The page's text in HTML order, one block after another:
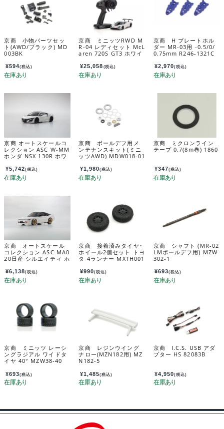
京商 小物パーツセッ
ト(AWD/ブラック) MD
003BK
¥594(税込)
京商 ミニッツRWD M
R-04 レディセット McL
aren 720S GT3 ホワイ
¥25,058 (税込)
京商 H プレートホル
ダー MR-03用 -0.5/0/
0.75mm R246-1321C
¥2,970(税込)
京商 オートスケールコ
レクション ASC W-MM
ホンダ NSX 130R ホワ
¥5,742(税込)
京商 ボールデフ用メ
ンテナンスキット(ミニ
ッツAWD) MDW018-01
¥1,980(税込)
京商 ミクロンライン
テープ 0.7(8m巻) 1860
¥347(税込)
京商 オートスケール
コレクション ASC MA0
20日産 シルエイティ ホ
¥6,138(税込)
京商 接着済みタイヤ･
ホイール2個セット トヨ
タ 4ランナー MXTH001
¥990(税込)
京商 シャフト (MR-02
LMボールデフ用) MZW
302-1
¥693(税込)
京商 ミニッツ レーシ
ングラジアル ワイドタ
イヤ 40° MZW38-40
¥693(税込)
京商 レジンウイング
ナロー(MZN182用) MZ
N182-5
¥1,485(税込)
京商 I.C.S. USB アダ
プター HS 82083B
¥4,950(税込)